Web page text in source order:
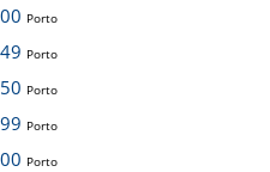
Porto
Porto
Porto
Porto
Porto